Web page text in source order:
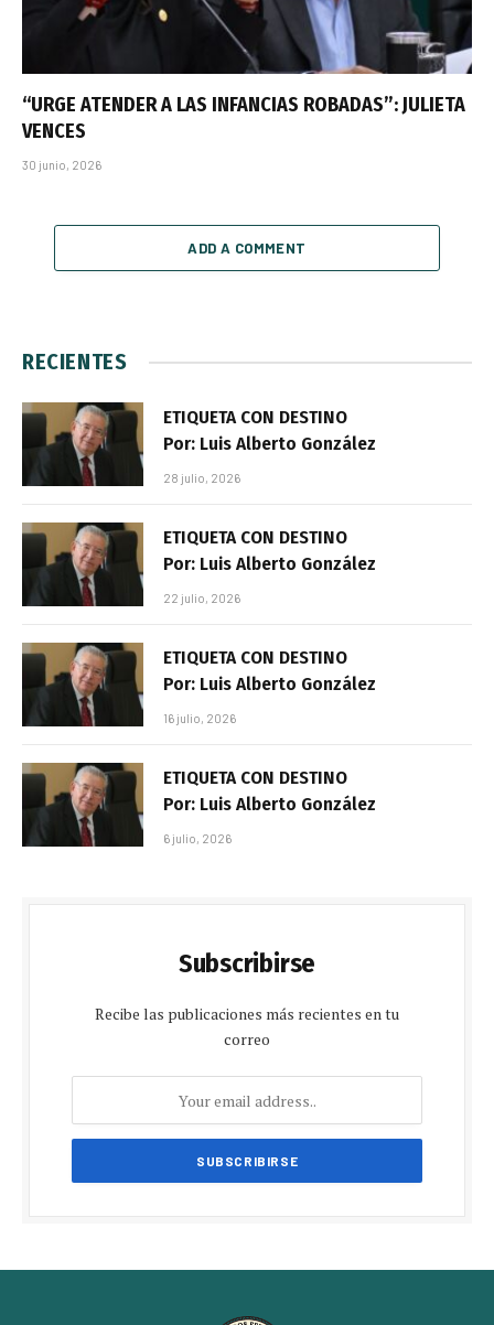
“URGE ATENDER A LAS INFANCIAS ROBADAS”: JULIETA
VENCES
30 junio, 2026
ADD A COMMENT
RECIENTES
ETIQUETA CON DESTINO
Por: Luis Alberto González
28 julio, 2026
ETIQUETA CON DESTINO
Por: Luis Alberto González
22 julio, 2026
ETIQUETA CON DESTINO
Por: Luis Alberto González
16 julio, 2026
ETIQUETA CON DESTINO
Por: Luis Alberto González
6 julio, 2026
Subscribirse
Recibe las publicaciones más recientes en tu
correo